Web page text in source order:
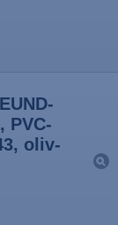
PVC-
oliv-